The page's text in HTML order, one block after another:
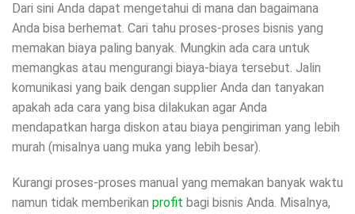
Dari sini Anda dapat mengetahui di mana dan bagaimana
Anda bisa berhemat. Cari tahu proses-proses bisnis yang
memakan biaya paling banyak. Mungkin ada cara untuk
memangkas atau mengurangi biaya-biaya tersebut. Jalin
komunikasi yang baik dengan supplier Anda dan tanyakan
apakah ada cara yang bisa dilakukan agar Anda
mendapatkan harga diskon atau biaya pengiriman yang lebih
murah (misalnya uang muka yang lebih besar).
Kurangi proses-proses manual yang memakan banyak waktu
namun tidak memberikan profit bagi bisnis Anda. Misalnya,